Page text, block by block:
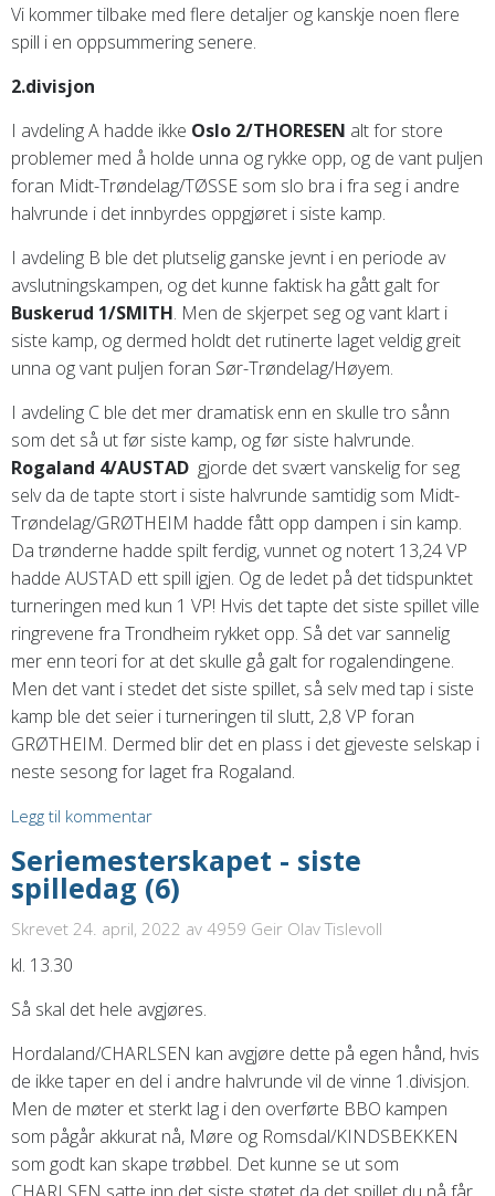
Vi kommer tilbake med flere detaljer og kanskje noen flere
spill i en oppsummering senere.
2.divisjon
I avdeling A hadde ikke Oslo 2/THORESEN alt for store
problemer med å holde unna og rykke opp, og de vant puljen
foran Midt-Trøndelag/TØSSE som slo bra i fra seg i andre
halvrunde i det innbyrdes oppgjøret i siste kamp.
I avdeling B ble det plutselig ganske jevnt i en periode av
avslutningskampen, og det kunne faktisk ha gått galt for
Buskerud 1/SMITH. Men de skjerpet seg og vant klart i
siste kamp, og dermed holdt det rutinerte laget veldig greit
unna og vant puljen foran Sør-Trøndelag/Høyem.
I avdeling C ble det mer dramatisk enn en skulle tro sånn
som det så ut før siste kamp, og før siste halvrunde.
Rogaland 4/AUSTAD gjorde det svært vanskelig for seg
selv da de tapte stort i siste halvrunde samtidig som Midt-
Trøndelag/GRØTHEIM hadde fått opp dampen i sin kamp.
Da trønderne hadde spilt ferdig, vunnet og notert 13,24 VP
hadde AUSTAD ett spill igjen. Og de ledet på det tidspunktet
turneringen med kun 1 VP! Hvis det tapte det siste spillet ville
ringrevene fra Trondheim rykket opp. Så det var sannelig
mer enn teori for at det skulle gå galt for rogalendingene.
Men det vant i stedet det siste spillet, så selv med tap i siste
kamp ble det seier i turneringen til slutt, 2,8 VP foran
GRØTHEIM. Dermed blir det en plass i det gjeveste selskap i
neste sesong for laget fra Rogaland.
Legg til kommentar
Seriemesterskapet - siste
spilledag (6)
Skrevet 24. april, 2022 av 4959 Geir Olav Tislevoll
kl. 13.30
Så skal det hele avgjøres.
Hordaland/CHARLSEN kan avgjøre dette på egen hånd, hvis
de ikke taper en del i andre halvrunde vil de vinne 1.divisjon.
Men de møter et sterkt lag i den overførte BBO kampen
som pågår akkurat nå, Møre og Romsdal/KINDSBEKKEN
som godt kan skape trøbbel. Det kunne se ut som